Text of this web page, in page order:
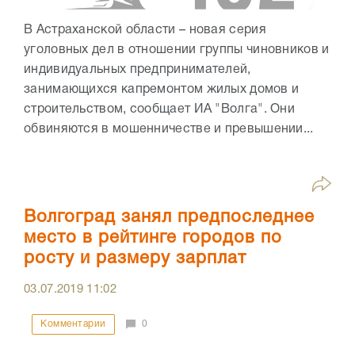
В Астраханской области – новая серия
уголовных дел в отношении группы чиновников и
индивидуальных предпринимателей,
занимающихся капремонтом жилых домов и
строительством, сообщает ИА "Волга". Они
обвиняются в мошенничестве и превышении...
Волгоград занял предпоследнее
место в рейтинге городов по
росту и размеру зарплат
03.07.2019 11:02
Комментарии 0